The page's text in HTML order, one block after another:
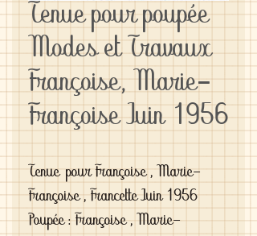
Tenue pour poupée
Modes et Travaux
Françoise, Marie-
Françoise Juin 1956
Tenue pour Françoise , Marie-
Françoise , Francette Juin 1956
Poupée : Françoise , Marie-